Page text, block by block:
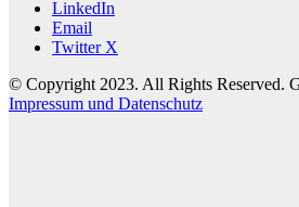
LinkedIn
Email
Twitter X
© Copyright 2023. All Rights Reserved.
Impressum und Datenschutz